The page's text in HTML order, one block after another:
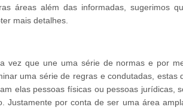
áreas além das informadas, sugerimos
mais detalhes.
vez que une uma série de normas e por
uma série de regras e condutadas, estas
elas pessoas físicas ou pessoas jurídicas,
Justamente por conta de ser uma área